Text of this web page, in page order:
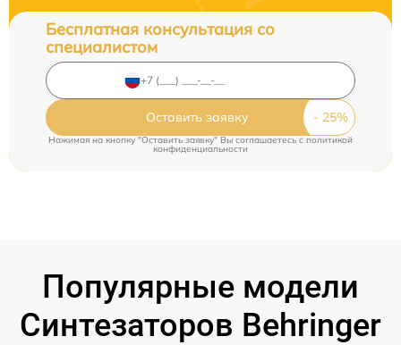
Бесплатная консультация со
специалистом
Оставить заявку
Нажимая на кнопку "Оставить заявку" Вы соглашаетесь cполитикой
конфиденциальности
Популярные модели
Синтезаторов Behringer